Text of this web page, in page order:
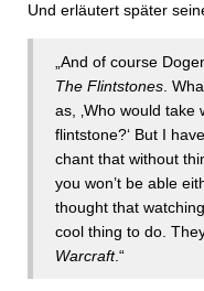
Und erläutert später
„And of course
The Flintstones .
as, ‚Who would
flintstone?‘ But I
chant that without
you won’t be able
thought that
cool thing to do.
Warcraft.“